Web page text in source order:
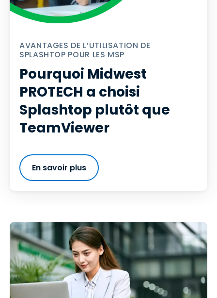
AVANTAGES DE L’UTILISATION DE
SPLASHTOP POUR LES MSP
Pourquoi Midwest
PROTECH a choisi
Splashtop plutôt que
TeamViewer
En savoir plus